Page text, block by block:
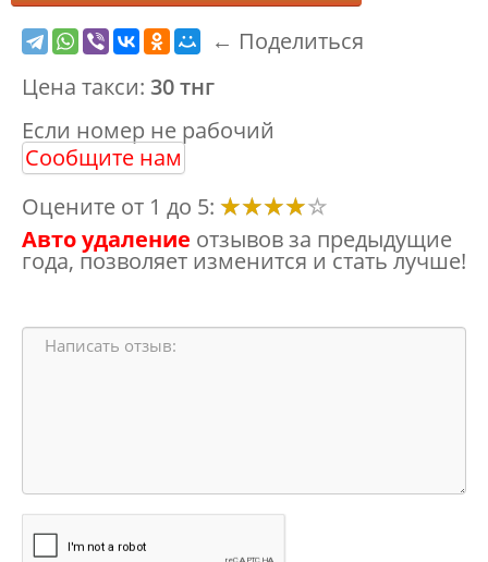
← Поделиться
Цена такси: 30 тнг
Если номер не рабочий
Сообщите нам
Оцените от 1 до 5:
Авто удаление отзывов за предыдущие
года, позволяет изменится и стать лучше!